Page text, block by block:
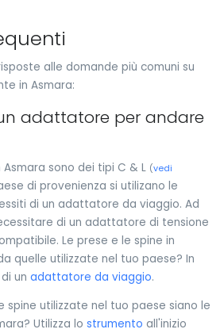
alle domande più comuni su
in Asmara:
adattatore per andare
sono dei tipi C & L (vedi
di provenienza si utilizano le
di un adattatore da viaggio. Ad
di un adattatore di tensione
Le prese e le spine in
quelle utilizzate nel tuo paese? In
un adattatore da viaggio.
spine utilizzate nel tuo paese siano le
Utilizza lo strumento all'inizio